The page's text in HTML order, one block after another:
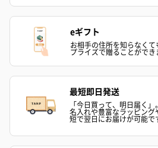
eギフト
お相手の住所を知らなく
プライズで贈ることができ
最短即日発送
「今日買って、明日届く」。
名入れや豊富なラッピン
短で翌日にお届けが可能で